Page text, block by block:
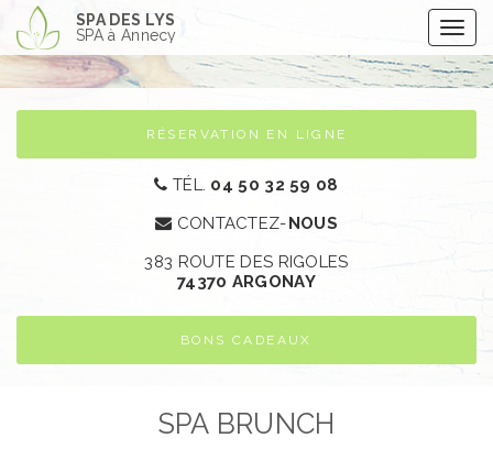
Aller
au
contenu
principal
SPA DES LYS
SPA à Annecy
RÉSERVATION EN LIGNE
TÉL. 04 50 32 59 08
CONTACTEZ-NOUS
383 ROUTE DES RIGOLES
74370 ARGONAY​
BONS CADEAUX
SPA BRUNCH